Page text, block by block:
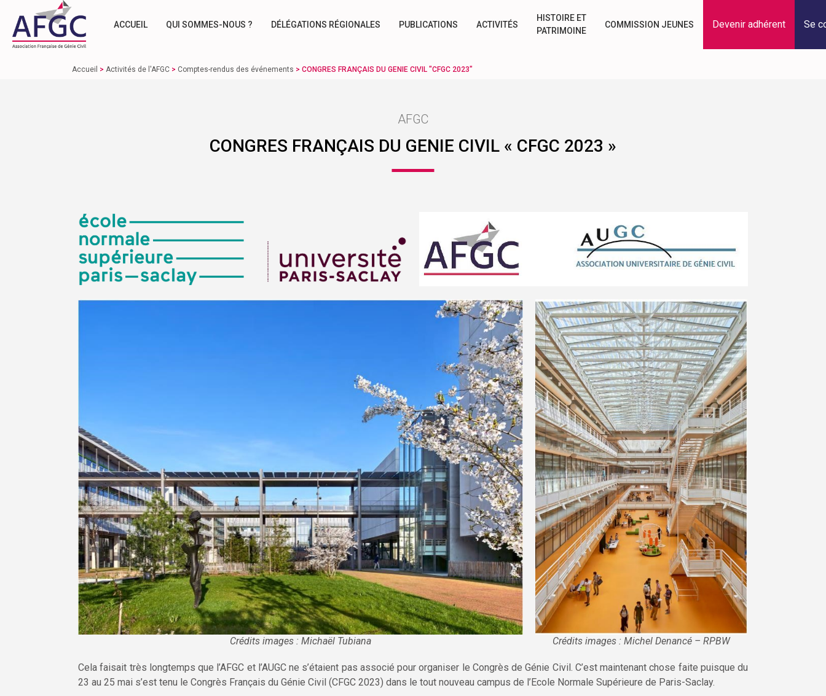
ACCUEIL QUI SOMMES-NOUS ? DÉLÉGATIONS RÉGIONALES PUBLICATIONS ACTIVITÉS
HISTOIRE ET
PATRIMOINE
COMMISSION JEUNES Devenir adhérent Se
Accueil > Activités de l'AFGC > Comptes-rendus des événements > CONGRES FRANÇAIS DU GENIE CIVIL "CFGC 2023"
AFGC
CONGRES FRANÇAIS DU GENIE CIVIL « CFGC 2023 »
Crédits images : Michaël Tubiana Crédits images : Michel Denancé – RPBW
Cela faisait très longtemps que l’AFGC et l’AUGC ne s’étaient pas associé pour organiser le Congrès de Génie Civil. C’est maintenant chose faite puisque du
23 au 25 mai s’est tenu le Congrès Français du Génie Civil (CFGC 2023) dans le tout nouveau campus de l’Ecole Normale Supérieure de Paris-Saclay.